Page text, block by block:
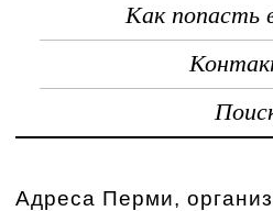
Как попасть
Адреса Перми,